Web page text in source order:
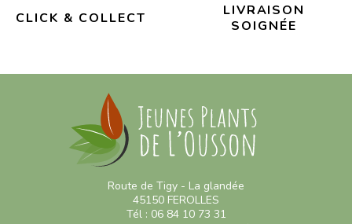
CLICK & COLLECT
LIVRAISON
SOIGNÉE
Route de Tigy - La glandée
45150 FEROLLES
Tél : 06 84 10 73 31